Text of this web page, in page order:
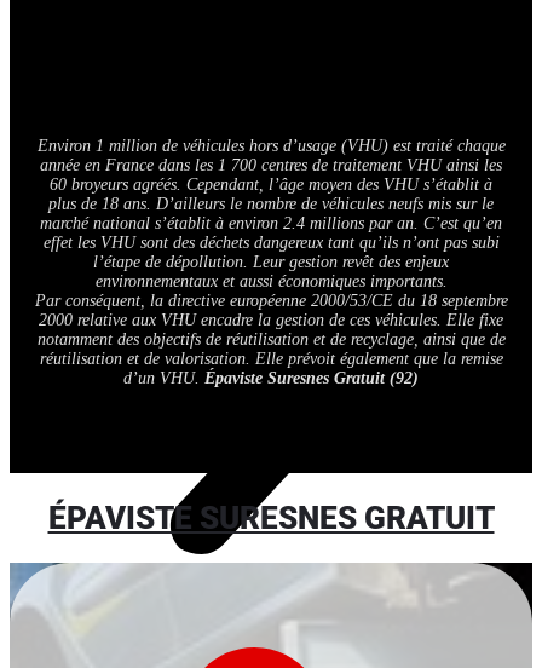
Environ 1 million de véhicules hors d’usage (VHU) est traité chaque
année en France dans les 1 700 centres de traitement VHU ainsi les
60 broyeurs agréés. Cependant, l’âge moyen des VHU s’établit à
plus de 18 ans. D’ailleurs le nombre de véhicules neufs mis sur le
marché national s’établit à environ 2.4 millions par an. C’est qu’en
effet les VHU sont des déchets dangereux tant qu’ils n’ont pas subi
l’étape de dépollution. Leur gestion revêt des enjeux
environnementaux et aussi économiques importants.
Par conséquent, la directive européenne 2000/53/CE du 18 septembre
2000 relative aux VHU encadre la gestion de ces véhicules. Elle fixe
notamment des objectifs de réutilisation et de recyclage, ainsi que de
réutilisation et de valorisation. Elle prévoit également que la remise
d’un VHU. Épaviste Suresnes Gratuit (92)
ÉPAVISTE SURESNES GRATUIT